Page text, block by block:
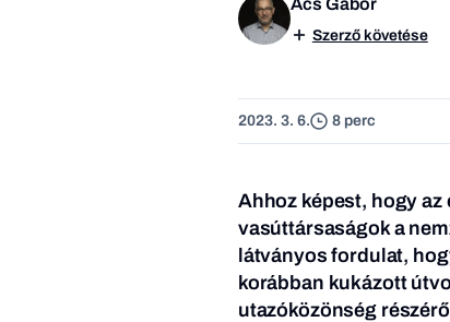
Szerző követése
2023. 3. 6. 8 perc
Ahhoz képest, hogy
vasúttársaságok a
látványos fordulat,
korábban kukázott
utazóközönség